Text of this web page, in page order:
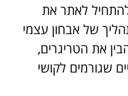
לאתר את
של אבחון עצמי
את הטריגרים,
שגורמים לקושי